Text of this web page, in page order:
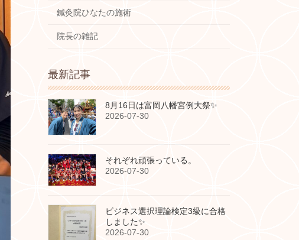
鍼灸院ひなたの施術
院長の雑記
最新記事
8月16日は富岡八幡宮例大祭✨
2026-07-30
それぞれ頑張っている。
2026-07-30
ビジネス選択理論検定3級に合格
しました✨
2026-07-30